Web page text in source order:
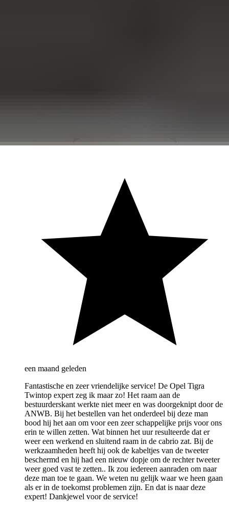
een maand geleden
Fantastische en zeer vriendelijke service! De Opel Tigra
Twintop expert zeg ik maar zo! Het raam aan de
bestuurderskant werkte niet meer en was doorgeknipt door de
ANWB. Bij het bestellen van het onderdeel bij deze man
bood hij het aan om voor een zeer schappelijke prijs voor ons
erin te willen zetten. Wat binnen het uur resulteerde dat er
weer een werkend en sluitend raam in de cabrio zat. Bij de
werkzaamheden heeft hij ook de kabeltjes van de tweeter
beschermd en hij had een nieuw dopje om de rechter tweeter
weer goed vast te zetten.. Ik zou iedereen aanraden om naar
deze man toe te gaan. We weten nu gelijk waar we heen gaan
als er in de toekomst problemen zijn. En dat is naar deze
expert! Dankjewel voor de service!